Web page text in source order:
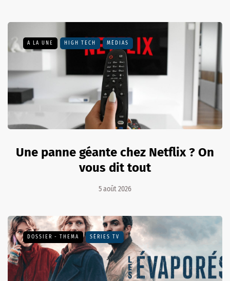
A LA UNE HIGH TECH MÉDIAS
Une panne géante chez Netflix ? On
vous dit tout
5 août 2026
DOSSIER - THEMA SÉRIES TV